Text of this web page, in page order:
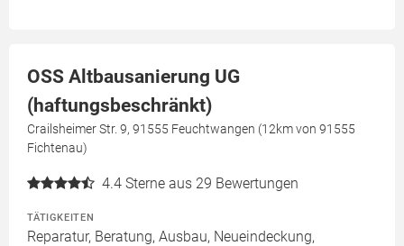
OSS Altbausanierung UG
(haftungsbeschränkt)
Crailsheimer Str. 9, 91555 Feuchtwangen (12km von 91555
Fichtenau)
4.4 Sterne aus 29 Bewertungen
TÄTIGKEITEN
Reparatur, Beratung, Ausbau, Neueindeckung,